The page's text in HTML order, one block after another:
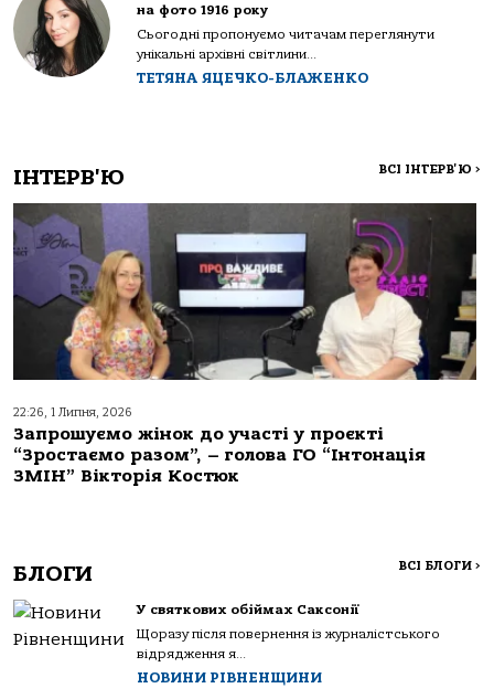
на фото 1916 року
Сьогодні пропонуємо читачам переглянути
унікальні архівні світлини...
ТЕТЯНА ЯЦЕЧКО-БЛАЖЕНКО
ІНТЕРВ'Ю ВСІ ІНТЕРВ'Ю >
22:26, 1 Липня, 2026
Запрошуємо жінок до участі у проєкті
“Зростаємо разом”, – голова ГО “Інтонація
ЗМІН” Вікторія Костюк
БЛОГИ ВСІ БЛОГИ >
У святкових обіймах Саксонії
Щоразу після повернення із журналістського
відрядження я...
НОВИНИ РІВНЕНЩИНИ